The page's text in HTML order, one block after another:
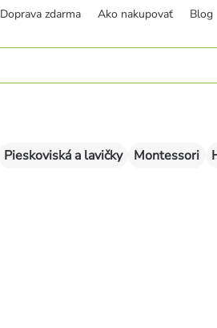
Doprava zdarma Ako nakupovať Blog
Pieskoviská a lavičky Montessori